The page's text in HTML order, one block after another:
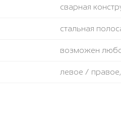
сварная
стальная
возможен
левое /